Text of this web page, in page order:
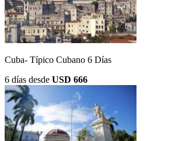
Cuba- Típico Cubano 6 Días
6 días desde USD 666